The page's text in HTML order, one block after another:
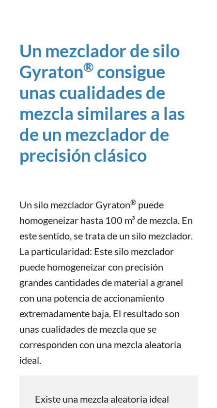
Un mezclador de silo
Gyraton® consigue
unas cualidades de
mezcla similares a las
de un mezclador de
precisión clásico
Un silo mezclador Gyraton® puede
homogeneizar hasta 100 m³ de mezcla. En
este sentido, se trata de un silo mezclador.
La particularidad: Este silo mezclador
puede homogeneizar con precisión
grandes cantidades de material a granel
con una potencia de accionamiento
extremadamente baja. El resultado son
unas cualidades de mezcla que se
corresponden con una mezcla aleatoria
ideal.
Existe una mezcla aleatoria ideal